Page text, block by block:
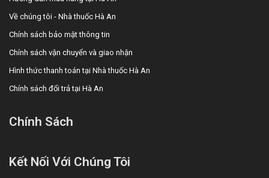
Về chúng tôi - Nhà thuốc Hà An
Chính sách bảo mật thông tin
Chính sách vận chuyển và giao nhận
Hình thức thanh toán tại Nhà thuốc Hà An
Chính sách đổi trả tại Hà An
Chính Sách
Kết Nối Với Chúng Tôi